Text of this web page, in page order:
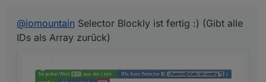
@iomountain Selector Blockly ist fertig :) (Gibt alle
IDs als Array zurück)